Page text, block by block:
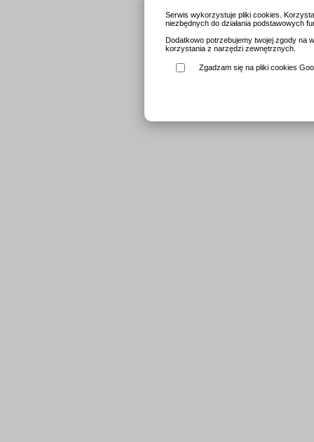
Serwis wykorzystuje pliki cookies.
niezbędnych do działania podstawowych
Dodatkowo potrzebujemy twojej zgody na
korzystania z narzędzi zewnętrznych.
Zgadzam się na pliki cookies